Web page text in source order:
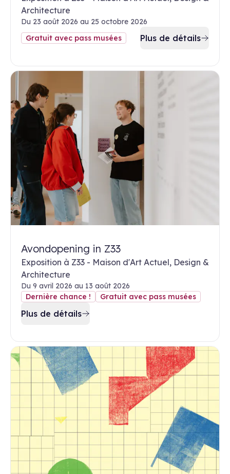
Architecture
Du 23 août 2026 au 25 octobre 2026
Gratuit avec pass musées
Plus de détails
Avondopening in Z33
Exposition à Z33 - Maison d'Art Actuel, Design &
Architecture
Du 9 avril 2026 au 13 août 2026
Dernière chance !
Gratuit avec pass musées
Plus de détails